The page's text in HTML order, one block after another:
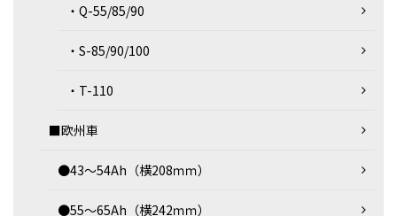
・Q-55/85/90
・S-85/90/100
・T-110
■欧州車
●43～54Ah（横208ｍｍ）
●55～65Ah（横242ｍｍ）